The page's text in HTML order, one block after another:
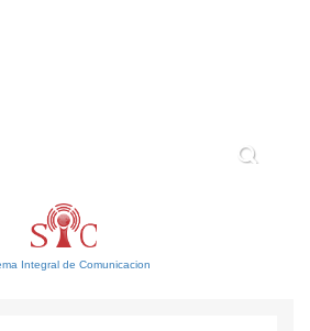
Integral de Comunicacion